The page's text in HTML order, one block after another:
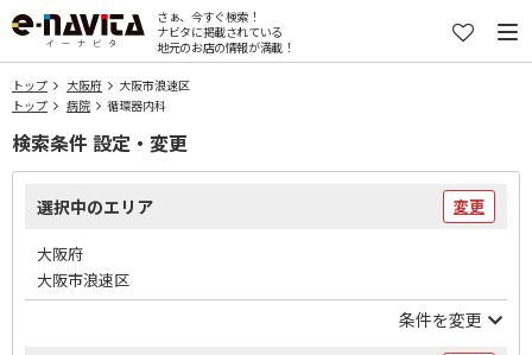
さぁ、今すぐ検索！
ナビタに掲載されている
地元のお店の情報が満載！
トップ 大阪府
大阪市浪速区
トップ
病院 循環器内科
検索条件 設定・変更
選択中のエリア 変更
大阪府
大阪市浪速区
条件を変更